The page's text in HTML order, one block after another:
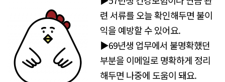
련 서류를 오늘 확인해두면 불이
익을 예방할 수 있어요.
▶69년생 업무에서 불명확했던
부분을 이메일로 명확하게 정리
해두면 나중에 도움이 돼요.